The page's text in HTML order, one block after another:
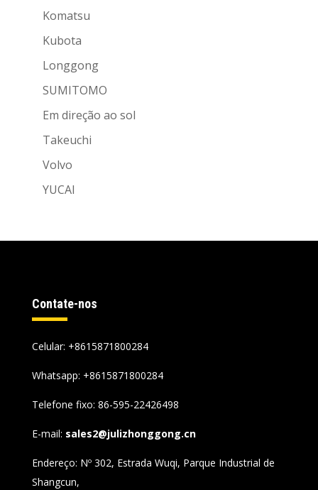
Komatsu
Kubota
Longgong
SUMITOMO
Em direção ao sol
Takeuchi
Volvo
YUCAI
Contate-nos
Celular: +8615871800284
Whatsapp: +8615871800284
Telefone fixo: 86-595-22426498
E-mail: sales2@julizhonggong.cn
Endereço: Nº 302, Estrada Wuqi, Parque Industrial de
Shangcun,